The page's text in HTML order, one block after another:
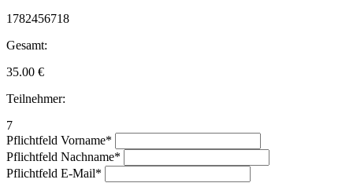
1782456718
Gesamt:
35.00 €
Teilnehmer:
7
Pflichtfeld Vorname*
Pflichtfeld Nachname*
Pflichtfeld E-Mail*